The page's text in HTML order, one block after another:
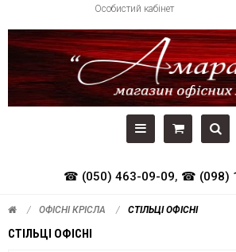
Особистий кабінет
☎ (050) 463-09-09, ☎ (098)
ОФІСНІ КРІСЛА СТІЛЬЦІ ОФІСНІ
СТІЛЬЦІ ОФІСНІ